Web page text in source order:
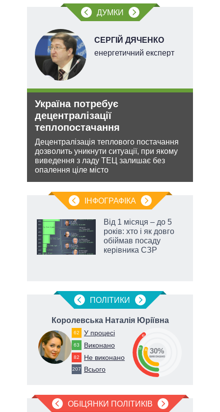
ДУМКИ
СЕРГІЙ ДЯЧЕНКО
енергетичний експерт
Україна потребує
децентралізації
теплопостачання
Децентралізація теплового постачання
дозволить уникнути ситуації, при якому
виведення з ладу ТЕЦ залишає без
опалення ціле місто
ІНФОГРАФІКА
Від 1 місяця – до 5
років: хто і як довго
обіймав посаду
керівника СЗР
ПОЛIТИКИ
Королевська Наталія Юріївна
62 У процесі
63 Виконано
82 Не виконано
207 Всього
40
30 30 30%
виконано
ОБІЦЯНКИ ПОЛІТИКІВ